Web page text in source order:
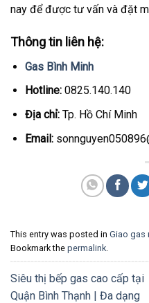
nay để được tư vấn và đặt
Thông tin liên hệ:
Gas Bình Minh
Hotline:0825.140.140
Địa chỉ:Tp. Hồ Chí Minh
Email:
This entry was posted in Giao gas
Bookmark the permalink.
Siêu thị bếp gas cao cấp tại
Quận Bình Thạnh | Đa dạng